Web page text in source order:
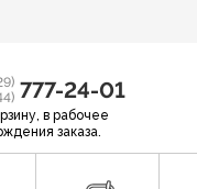
777-24-01
в рабочее
заказа.